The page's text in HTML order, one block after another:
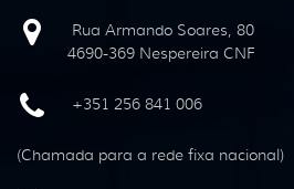
Rua Armando Soares, 80
4690-369 Nespereira CNF
+351 256 841 006
(Chamada para a rede fixa nacional)